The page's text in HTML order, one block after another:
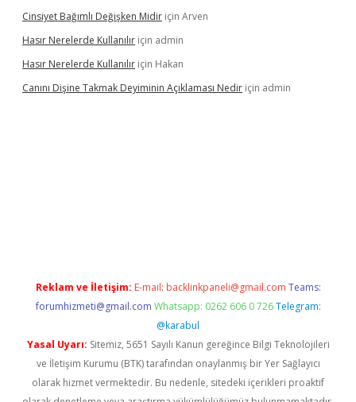
Cinsiyet Bağımlı Değişken Midir için Arven
Hasır Nerelerde Kullanılır için admin
Hasır Nerelerde Kullanılır için Hakan
Canını Dişine Takmak Deyiminin Açıklaması Nedir için admin
Reklam ve İletişim: E-mail: backlinkpaneli@gmail.com Teams:
forumhizmeti@gmail.com Whatsapp: 0262 606 0 726 Telegram:
@karabul
Yasal Uyarı: Sitemiz, 5651 Sayılı Kanun gereğince Bilgi Teknolojileri
ve İletişim Kurumu (BTK) tarafından onaylanmış bir Yer Sağlayıcı
olarak hizmet vermektedir. Bu nedenle, sitedeki içerikleri proaktif